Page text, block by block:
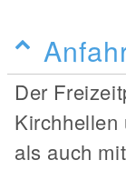
Der
Kirchhellen
als auch